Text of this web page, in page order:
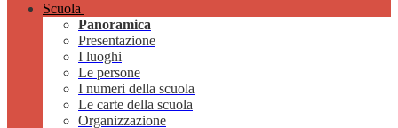
Scuola
Panoramica
Presentazione
I luoghi
Le persone
I numeri della scuola
Le carte della scuola
Organizzazione